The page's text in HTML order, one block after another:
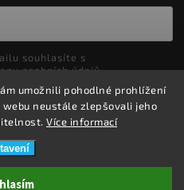
umožnili pohodlné prohlížení
neustále zlepšovali jeho
Více informací
osobních údajů
se
DRDLOVÁ